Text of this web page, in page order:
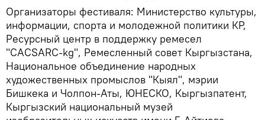
Организаторы фестиваля: Министерство культуры,
информации, спорта и молодежной политики КР,
Ресурсный центр в поддержку ремесел
"CACSARC-kg", Ремесленный совет Кыргызстана,
Национальное объединение народных
художественных промыслов "Кыял", мэрии
Бишкека и Чолпон-Аты, ЮНЕСКО, Кыргызпатент,
Кыргызский национальный музей